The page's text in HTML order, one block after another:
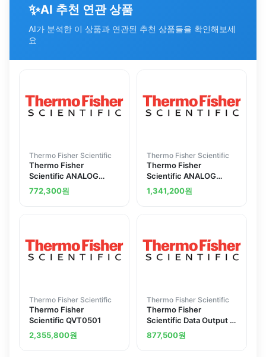
✨AI 추천 연관 상품
AI가 분석한 이 상품과 연관된 추천 상품들을 확인해보세
요
Thermo Fisher Scientific
Thermo Fisher
Scientific ANALOG
BD0-5 VOLT QI
772,300원
Thermo Fisher Scientific
Thermo Fisher
Scientific ANALOG
DIGITAL INTERFACE
FOR B
1,341,200원
Thermo Fisher Scientific
Thermo Fisher
Scientific QVT0501
2,355,800원
Thermo Fisher Scientific
Thermo Fisher
Scientific Data Output 0
to 1 V
877,500원